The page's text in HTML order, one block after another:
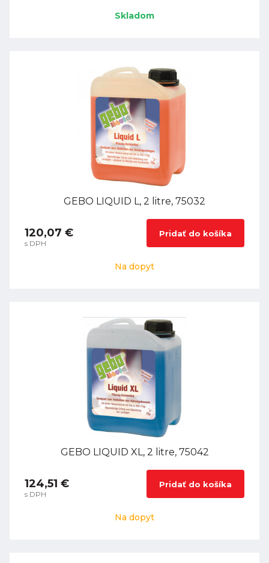
Skladom
GEBO LIQUID L, 2 litre, 75032
120,07 €
s DPH
Pridať do košíka
Na dopyt
GEBO LIQUID XL, 2 litre, 75042
124,51 €
s DPH
Pridať do košíka
Na dopyt